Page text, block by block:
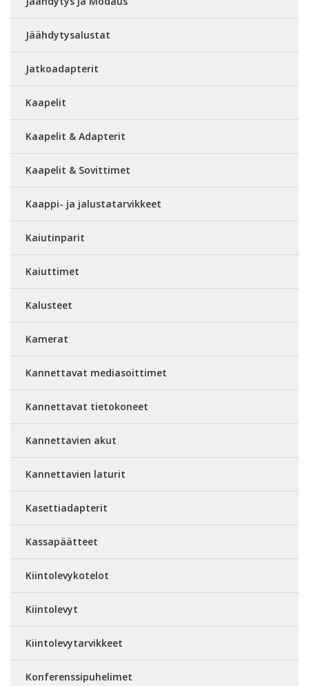
Jäähdytysalustat
Jatkoadapterit
Kaapelit
Kaapelit & Adapterit
Kaapelit & Sovittimet
Kaappi- ja jalustatarvikkeet
Kaiutinparit
Kaiuttimet
Kalusteet
Kamerat
Kannettavat mediasoittimet
Kannettavat tietokoneet
Kannettavien akut
Kannettavien laturit
Kasettiadapterit
Kassapäätteet
Kiintolevykotelot
Kiintolevyt
Kiintolevytarvikkeet
Konferenssipuhelimet